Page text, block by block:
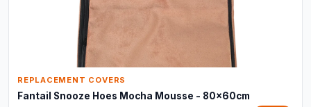
REPLACEMENT COVERS
Fantail Snooze Hoes Mocha Mousse - 80x60cm